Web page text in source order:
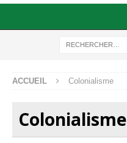
ACCUEIL Colonialisme
Colonialisme